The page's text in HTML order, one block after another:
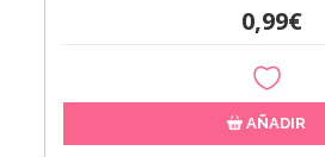
0,99€
AÑADIR